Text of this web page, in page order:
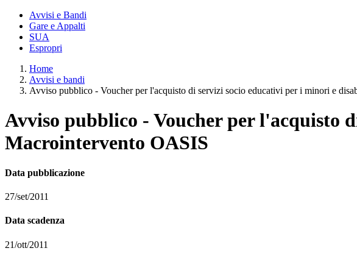
Avvisi e Bandi
Gare e Appalti
SUA
Espropri
Home
Avvisi e bandi
Avviso pubblico - Voucher per l'acquisto di servizi socio educativi per i minori e
Avviso pubblico - Voucher per l'acquisto
Macrointervento OASIS
Data pubblicazione
27/set/2011
Data scadenza
21/ott/2011